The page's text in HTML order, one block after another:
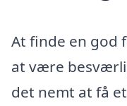
At finde en god
at være
det nemt at få